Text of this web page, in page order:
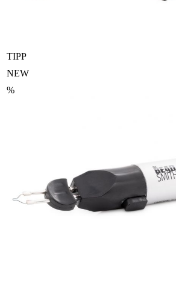
TIPP
NEW
%